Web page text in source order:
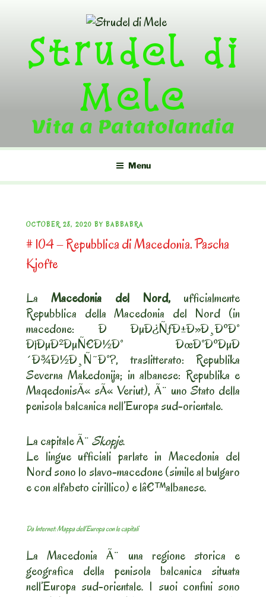
contentStrudel di
Mele
Vita a Patatolandia
Menu
POSTED
ON
OCTOBER 28, 2020 BY BABBABRA
# 104 – Repubblica di Macedonia. Pascha
Kjofte
LaMacedonia del Nord,ufficialmente
Repubblica della Macedonia del Nord (in
macedone: Ð ÐµÐ¿ÑƒÐ±Ð»Ð¸ÐºÐ°
Ð¡ÐµÐ²ÐµÑ€Ð½Ð° ÐœÐ°ÐºÐµÐ
´Ð¾Ð½Ð¸Ñ˜Ð°?, traslitterato: Republika
Severna Makedonija; in albanese: Republika e
MaqedonisÃ« sÃ« Veriut), Ã¨ uno Stato della
penisola balcanica nell’Europa sud-orientale.
La capitale Ã¨ Skopje.
Le lingue ufficiali parlate in Macedonia del
Nord sono lo slavo-macedone (simile al bulgaro
e con alfabeto cirillico) e lâ€™albanese.
Da Internet: Mappa dell’Europa con le capitali
La Macedonia Ã¨ una regione storica e
geografica della penisola balcanica situata
nell’Europa sud-orientale. I suoi confini sono